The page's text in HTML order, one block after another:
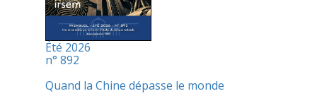
Été 2026
n° 892
Quand la Chine dépasse le monde